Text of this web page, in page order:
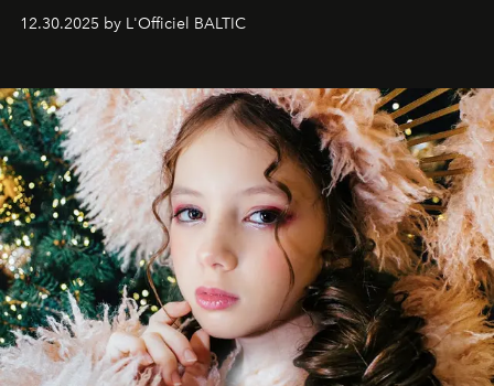
May 2026 bring growth, inspiration, bold ideas, and new
achievements.
12.30.2025 by L'Officiel BALTIC